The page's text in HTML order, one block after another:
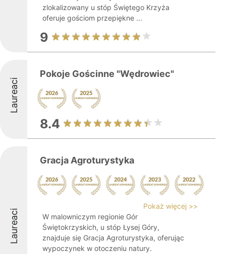
zlokalizowany u stóp Świętego Krzyża
oferuje gościom przepiękne ...
9
Laureaci
Pokoje Gościnne "Wędrowiec"
8.4
Laureaci
Gracja Agroturystyka
Pokaż więcej >>
W malowniczym regionie Gór
Świętokrzyskich, u stóp Łysej Góry,
znajduje się Gracja Agroturystyka, oferując
wypoczynek w otoczeniu natury.